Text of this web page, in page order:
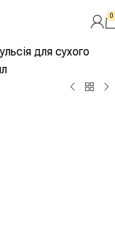
0
для сухого